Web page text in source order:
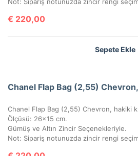
€ 220,00
Sepete Ekle
Chanel Flap Bag (2,55)
Ölçüsü: 26×15 cm.
Gümüş ve Altın Zincir Seçenekleriyle.